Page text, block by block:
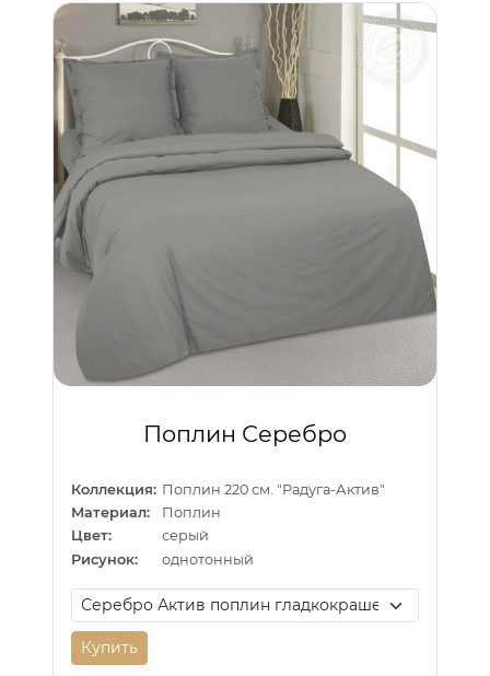
Поплин Серебро
Коллекция: Поплин 220 см. "Радуга-Актив"
Материал:
Поплин
Цвет:
серый
Рисунок:
однотонный
Купить